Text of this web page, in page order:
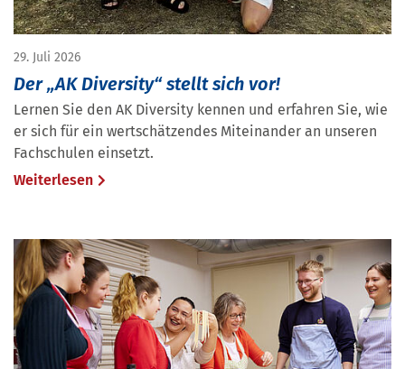
29. Juli 2026
Der „AK Diversity“ stellt sich vor!
Lernen Sie den AK Diversity kennen und erfahren Sie, wie
er sich für ein wertschätzendes Miteinander an unseren
Fachschulen einsetzt.
Weiterlesen